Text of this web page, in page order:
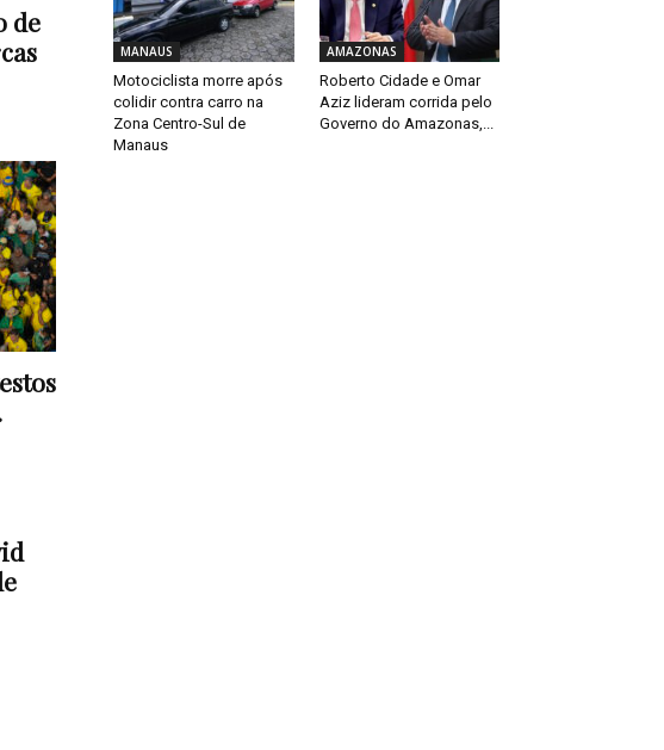
de
MANAUS
Motociclista morre após
colidir contra carro na
Zona Centro-Sul de
Manaus
AMAZONAS
Roberto Cidade e Omar
Aziz lideram corrida pelo
Governo do Amazonas,...